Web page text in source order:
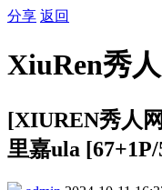
分享 返回
XiuRen秀
[XIUREN秀人
里嘉ula